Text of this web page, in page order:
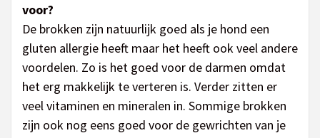
voor?
De brokken zijn natuurlijk goed als je hond een
gluten allergie heeft maar het heeft ook veel andere
voordelen. Zo is het goed voor de darmen omdat
het erg makkelijk te verteren is. Verder zitten er
veel vitaminen en mineralen in. Sommige brokken
zijn ook nog eens goed voor de gewrichten van je